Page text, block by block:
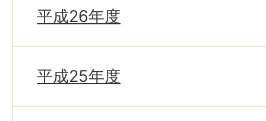
平成26年度
平成25年度